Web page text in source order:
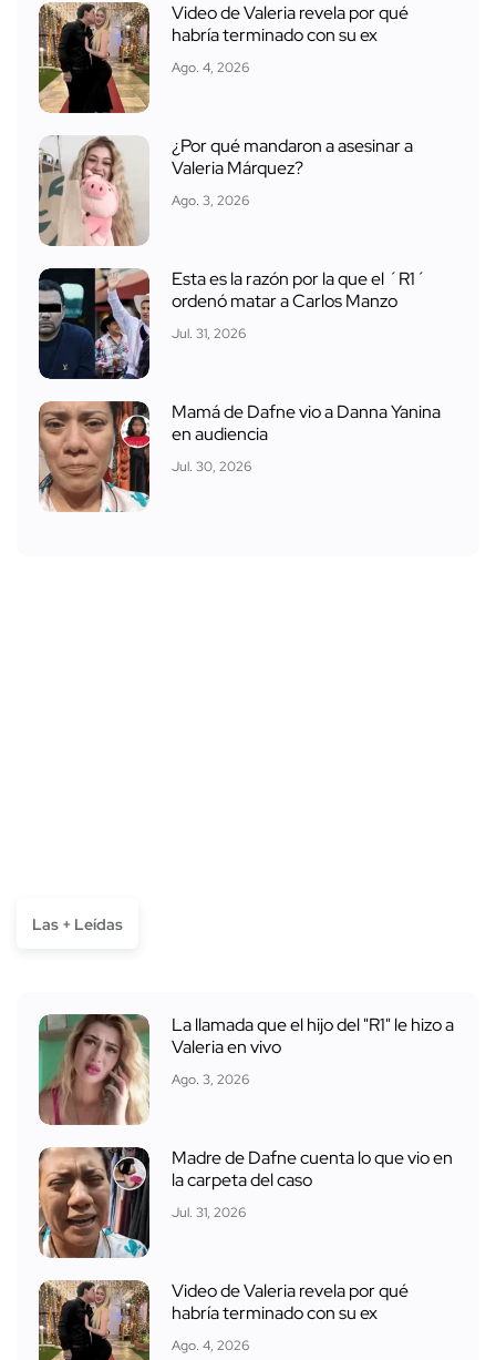
Video de Valeria revela por qué
habría terminado con su ex
Ago. 4, 2026
¿Por qué mandaron a asesinar a
Valeria Márquez?
Ago. 3, 2026
Esta es la razón por la que el ´R1´
ordenó matar a Carlos Manzo
Jul. 31, 2026
Mamá de Dafne vio a Danna Yanina
en audiencia
Jul. 30, 2026
Las + Leídas
La llamada que el hijo del "R1" le hizo a
Valeria en vivo
Ago. 3, 2026
Madre de Dafne cuenta lo que vio en
la carpeta del caso
Jul. 31, 2026
Video de Valeria revela por qué
habría terminado con su ex
Ago. 4, 2026